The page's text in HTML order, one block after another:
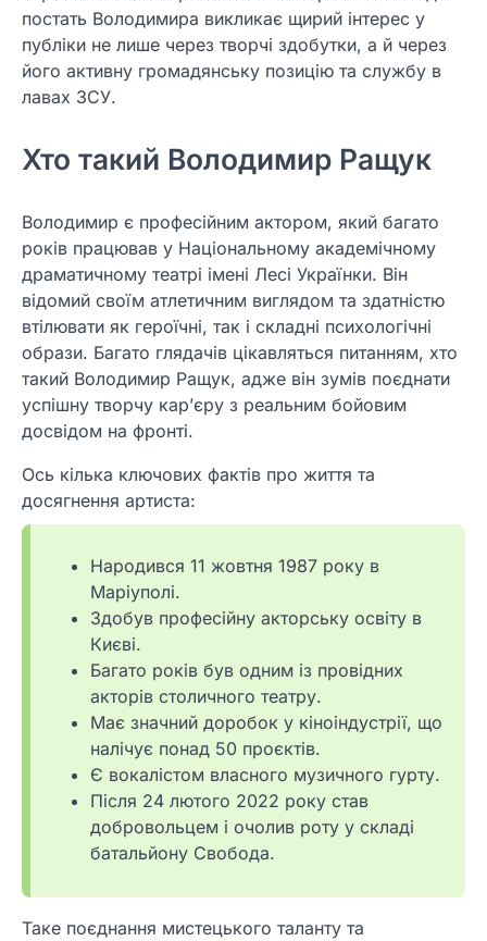
постать Володимира викликає щирий інтерес у
публіки не лише через творчі здобутки, а й через
його активну громадянську позицію та службу в
лавах ЗСУ.
Хто такий Володимир Ращук
Володимир є професійним актором, який багато
років працював у Національному академічному
драматичному театрі імені Лесі Українки. Він
відомий своїм атлетичним виглядом та здатністю
втілювати як героїчні, так і складні психологічні
образи. Багато глядачів цікавляться питанням, хто
такий Володимир Ращук, адже він зумів поєднати
успішну творчу кар’єру з реальним бойовим
досвідом на фронті.
Ось кілька ключових фактів про життя та
досягнення артиста:
Народився 11 жовтня 1987 року в
Маріуполі.
Здобув професійну акторську освіту в
Києві.
Багато років був одним із провідних
акторів столичного театру.
Має значний доробок у кіноіндустрії, що
налічує понад 50 проєктів.
Є вокалістом власного музичного гурту.
Після 24 лютого 2022 року став
добровольцем і очолив роту у складі
батальйону Свобода.
Таке поєднання мистецького таланту та